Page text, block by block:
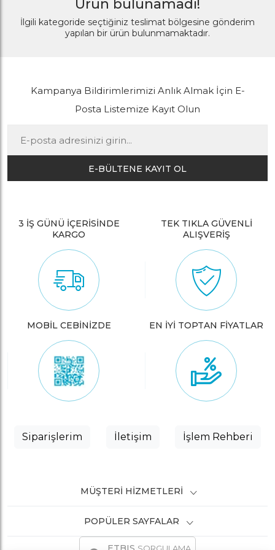
Ürün bulunamadı!
İlgili kategoride seçtiğiniz teslimat bölgesine gönderim
yapılan bir ürün bulunmamaktadır.
Kampanya Bildirimlerimizi Anlık Almak İçin E-
Posta Listemize Kayıt Olun
E-BÜLTENE KAYIT OL
3 İŞ GÜNÜ İÇERİSİNDE
KARGO
TEK TIKLA GÜVENLİ
ALIŞVERİŞ
MOBİL CEBİNİZDE EN İYİ TOPTAN FİYATLAR
Siparişlerim İletişim İşlem Rehberi
MÜŞTERI HIZMETLERI
POPÜLER SAYFALAR